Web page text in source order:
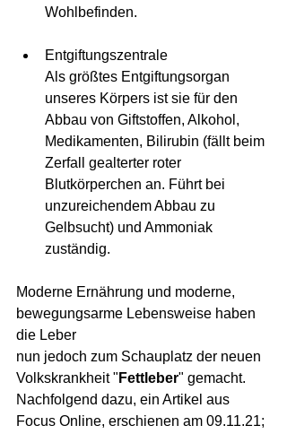
Wohlbefinden.
Als größtes Entgiftungsorgan
unseres Körpers ist sie für den
Abbau von Giftstoffen, Alkohol,
Medikamenten, Bilirubin (fällt beim
Zerfall gealterter roter
Blutkörperchen an. Führt bei
unzureichendem Abbau zu
Gelbsucht) und Ammoniak
zuständig.
Moderne Ernährung und moderne,
bewegungsarme Lebensweise haben
die Leber
nun jedoch zum Schauplatz der neuen
Volkskrankheit " Fettleber" gemacht.
Nachfolgend dazu, ein Artikel aus
Focus Online, erschienen am 09.11.21;